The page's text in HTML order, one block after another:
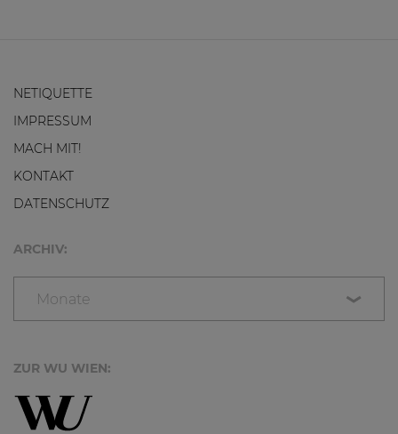
NETIQUETTE
IMPRESSUM
MACH MIT!
KONTAKT
DATENSCHUTZ
ARCHIV:
Monate
ZUR WU WIEN: